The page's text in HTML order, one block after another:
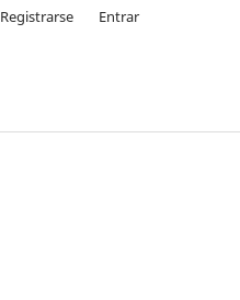
Registrarse Entrar